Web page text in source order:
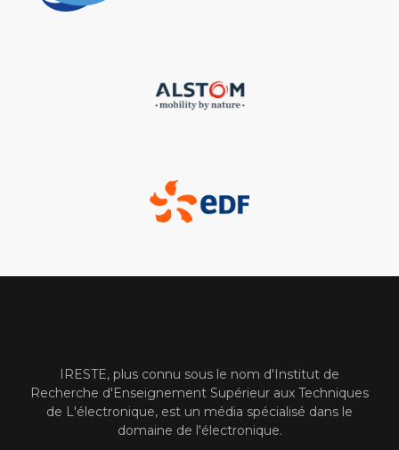
IRESTE, plus connu sous le nom d'Institut de
Recherche d'Enseignement Supérieur aux Techniques
de L'électronique, est un média spécialisé dans le
domaine de l'électronique.